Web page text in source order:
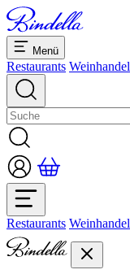
Menü
Restaurants Weinhandel
Restaurants Weinhandel